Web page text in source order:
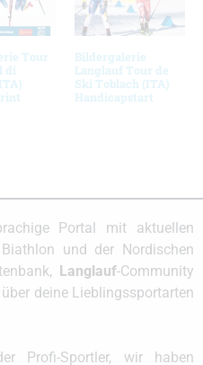
Tour
di
Bildergalerie
Langlauf Tour de
Ski Toblach (ITA)
Handicapstart
Portal mit aktuellen
und der Nordischen
Langlauf-Community
deine Lieblingssportarten
Profi-Sportler, wir haben